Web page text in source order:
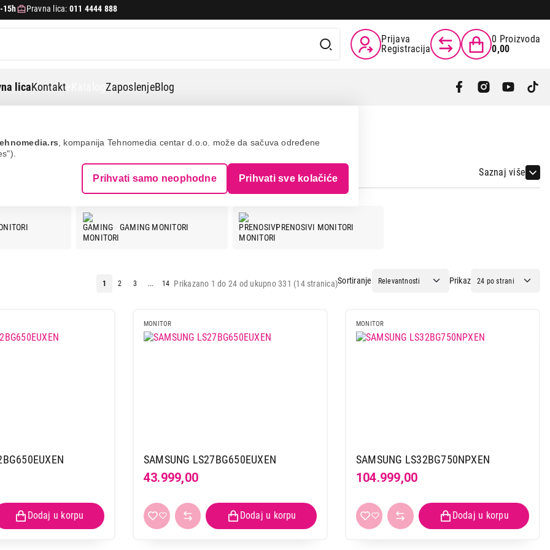
, kompanija Tehnomedia centar d.o.o. može da sačuva određene
Prihvati samo neophodne Prihvati sve kolačiće
15h Pravna lica: 011 4444 888
Prijava
Registracija
0 Proizvoda
0,00
licaKontakt eKatalogZaposlenjeBlog
Saznaj više
GAMING MONITORI PRENOSIVI MONITORI
Sortiranje Prikaz
Prikazano 1 do 24 od ukupno 331 (14 stranica)
1 2 3 ... 14
MONITOR
SAMSUNG LS27BG650EUXEN
43.999,00
MONITOR
SAMSUNG LS32BG750NPXEN
104.999,00